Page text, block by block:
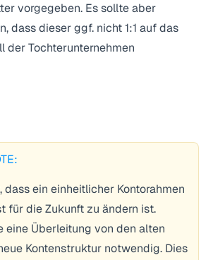
vorgegeben. Es sollte aber
dass dieser ggf. nicht 1:1 auf das
der Tochterunternehmen
dass ein einheitlicher Kontorahmen
für die Zukunft zu ändern ist.
eine Überleitung von den alten
Kontenstruktur notwendig. Dies